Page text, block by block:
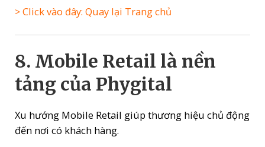
> Click vào đây: Quay lại Trang chủ
8. Mobile Retail là nền
tảng của Phygital
Xu hướng Mobile Retail giúp thương hiệu chủ động
đến nơi có khách hàng.